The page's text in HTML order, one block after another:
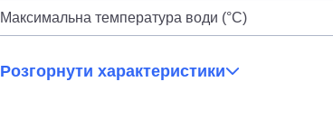
Максимальна температура води (°C)
Розгорнути характеристики